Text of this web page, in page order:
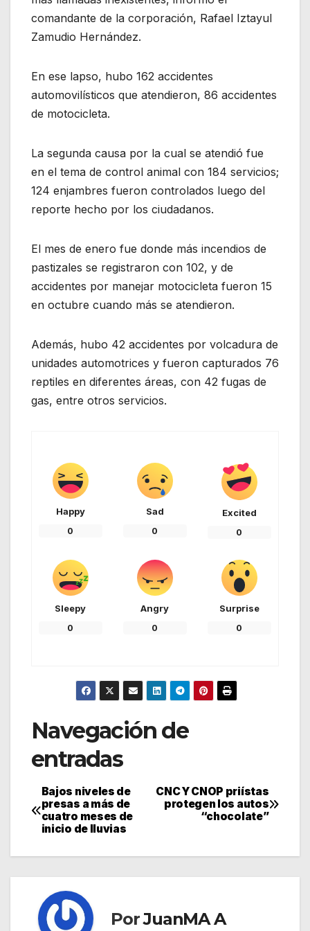
comandante de la corporación, Rafael Iztayul
Zamudio Hernández.
En ese lapso, hubo 162 accidentes
automovilísticos que atendieron, 86 accidentes
de motocicleta.
La segunda causa por la cual se atendió fue
en el tema de control animal con 184 servicios;
124 enjambres fueron controlados luego del
reporte hecho por los ciudadanos.
El mes de enero fue donde más incendios de
pastizales se registraron con 102, y de
accidentes por manejar motocicleta fueron 15
en octubre cuando más se atendieron.
Además, hubo 42 accidentes por volcadura de
unidades automotrices y fueron capturados 76
reptiles en diferentes áreas, con 42 fugas de
gas, entre otros servicios.
Happy
0
Sad
0
Excited
0
Sleepy
0
Angry
0
Surprise
0
Navegación de
entradas
CNC Y CNOP priístas
protegen los autos
“chocolate”
Bajos niveles de
presas a más de
cuatro meses de
inicio de lluvias
PorJuanMA A